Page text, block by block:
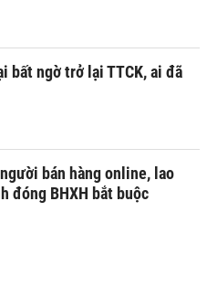
bất ngờ trở lại TTCK, ai đã
bán hàng online, lao
đóng BHXH bắt buộc